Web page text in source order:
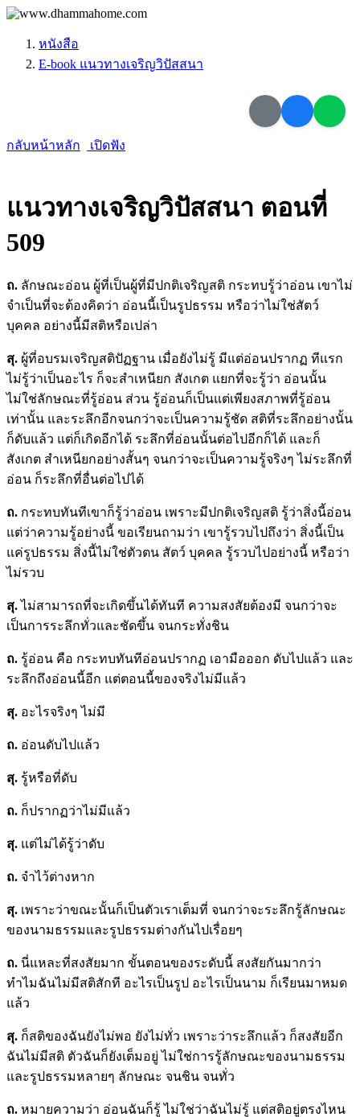
หนังสือ
E-book แนวทางเจริญวิปัสสนา
กลับหน้าหลัก เปิดฟัง
แนวทางเจริญวิปัสสนา ตอนที่
509
ถ. ลักษณะอ่อน ผู้ที่เป็นผู้ที่มีปกติเจริญสติ กระทบรู้ว่าอ่อน เขาไม่
จำเป็นที่จะต้องคิดว่า อ่อนนี้เป็นรูปธรรม หรือว่าไม่ใช่สัตว์
บุคคล อย่างนี้มีสติหรือเปล่า
สุ. ผู้ที่อบรมเจริญสติปัฏฐาน เมื่อยังไม่รู้ มีแต่อ่อนปรากฏ ทีแรก
ไม่รู้ว่าเป็นอะไร ก็จะสำเหนียก สังเกต แยกที่จะรู้ว่า อ่อนนั้น
ไม่ใช่ลักษณะที่รู้อ่อน ส่วน รู้อ่อนก็เป็นแต่เพียงสภาพที่รู้อ่อน
เท่านั้น และระลึกอีกจนกว่าจะเป็นความรู้ชัด สติที่ระลึกอย่างนั้น
ก็ดับแล้ว แต่ก็เกิดอีกได้ ระลึกที่อ่อนนั้นต่อไปอีกก็ได้ และก็
สังเกต สำเหนียกอย่างสั้นๆ จนกว่าจะเป็นความรู้จริงๆ ไม่ระลึกที่
อ่อน ก็ระลึกที่อื่นต่อไปได้
ถ. กระทบทันทีเขาก็รู้ว่าอ่อน เพราะมีปกติเจริญสติ รู้ว่าสิ่งนี้อ่อน
แต่ว่าความรู้อย่างนี้ ขอเรียนถามว่า เขารู้รวบไปถึงว่า สิ่งนี้เป็น
แค่รูปธรรม สิ่งนี้ไม่ใช่ตัวตน สัตว์ บุคคล รู้รวบไปอย่างนี้ หรือว่า
ไม่รวบ
สุ.ไม่สามารถที่จะเกิดขึ้นได้ทันที ความสงสัยต้องมี จนกว่าจะ
เป็นการระลึกทั่วและชัดขึ้น จนกระทั่งชิน
ถ. รู้อ่อน คือ กระทบทันทีอ่อนปรากฏ เอามือออก ดับไปแล้ว และ
ระลึกถึงอ่อนนี้อีก แต่ตอนนี้ของจริงไม่มีแล้ว
สุ. อะไรจริงๆ ไม่มี
ถ. อ่อนดับไปแล้ว
สุ. รู้หรือที่ดับ
ถ. ก็ปรากฏว่าไม่มีแล้ว
สุ. แต่ไม่ได้รู้ว่าดับ
ถ. จำไว้ต่างหาก
สุ. เพราะว่าขณะนั้นก็เป็นตัวเราเต็มที่ จนกว่าจะระลึกรู้ลักษณะ
ของนามธรรมและรูปธรรมต่างกันไปเรื่อยๆ
ถ. นี่แหละที่สงสัยมาก ขั้นตอนของระดับนี้ สงสัยกันมากว่า
ทำไมฉันไม่มีสติสักที อะไรเป็นรูป อะไรเป็นนาม ก็เรียนมาหมด
แล้ว
สุ. ก็สติของฉันยังไม่พอ ยังไม่ทั่ว เพราะว่าระลึกแล้ว ก็สงสัยอีก
ฉันไม่มีสติ ตัวฉันก็ยังเต็มอยู่ ไม่ใช่การรู้ลักษณะของนามธรรม
และรูปธรรมหลายๆ ลักษณะ จนชิน จนทั่ว
ถ. หมายความว่า อ่อนฉันก็รู้ ไม่ใช่ว่าฉันไม่รู้ แต่สติอยู่ตรงไหน